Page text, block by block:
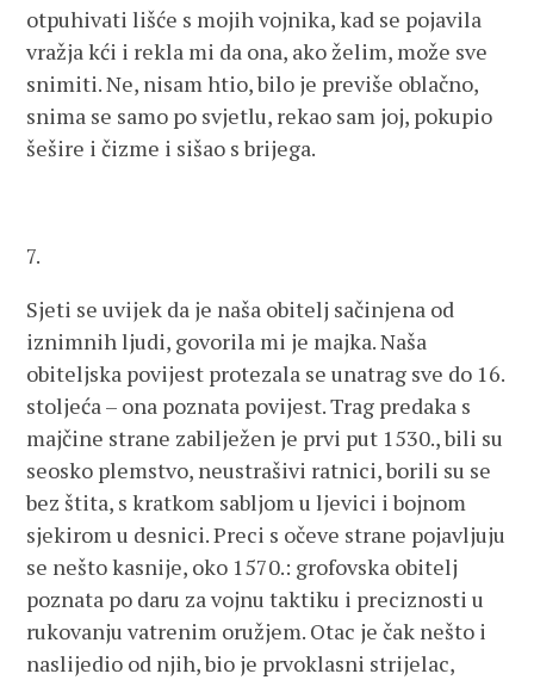
otpuhivati lišće s mojih vojnika, kad se pojavila
vražja kći i rekla mi da ona, ako želim, može sve
snimiti. Ne, nisam htio, bilo je previše oblačno,
snima se samo po svjetlu, rekao sam joj, pokupio
šešire i čizme i sišao s brijega.
7.
Sjeti se uvijek da je naša obitelj sačinjena od
iznimnih ljudi, govorila mi je majka. Naša
obiteljska povijest protezala se unatrag sve do 16.
stoljeća – ona poznata povijest. Trag predaka s
majčine strane zabilježen je prvi put 1530., bili su
seosko plemstvo, neustrašivi ratnici, borili su se
bez štita, s kratkom sabljom u ljevici i bojnom
sjekirom u desnici. Preci s očeve strane pojavljuju
se nešto kasnije, oko 1570.: grofovska obitelj
poznata po daru za vojnu taktiku i preciznosti u
rukovanju vatrenim oružjem. Otac je čak nešto i
naslijedio od njih, bio je prvoklasni strijelac,